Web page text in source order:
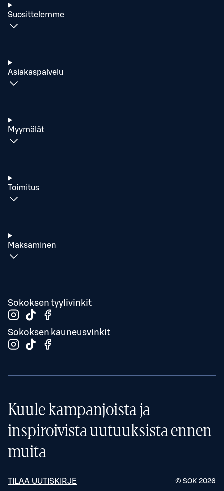
Suosittelemme
Asiakaspalvelu
Myymälät
Toimitus
Maksaminen
Sokoksen tyylivinkit
Sokoksen kauneusvinkit
Kuule kampanjoista ja
inspiroivista uutuuksista ennen
muita
TILAA UUTISKIRJE © SOK 2026